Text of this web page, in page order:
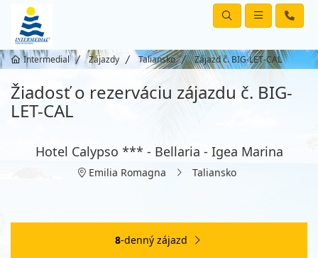
Intermedial Zájazdy Taliansko Zájazd č. BIG-LET-CAL
Žiadosť o rezerváciu zájazdu č. BIG-
LET-CAL
Hotel Calypso *** - Bellaria - Igea Marina
Emilia Romagna Taliansko
8-denný zájazd